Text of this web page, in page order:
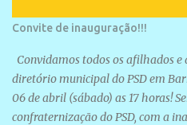
Convite de inauguração!!!
Convidamos todos os afilhados
diretório municipal do PSD em
06 de abril (sábado) as 17 horas!
confraternização do PSD, com a